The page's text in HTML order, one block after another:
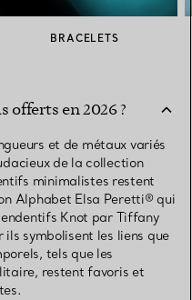
BRACELETS
offerts en 2026 ?
et de métaux variés
de la collection
minimalistes restent
Alphabet Elsa Peretti® qui
Knot par Tiffany
symbolisent les liens que
tels que les
restent favoris et